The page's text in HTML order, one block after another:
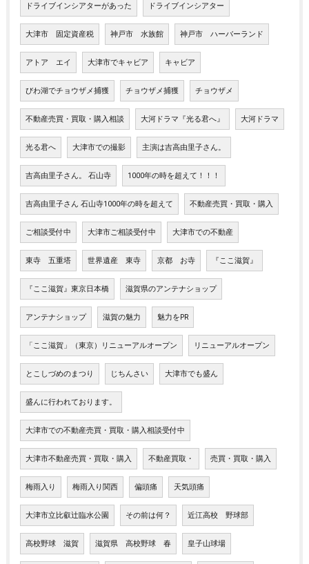
ドライブインシアターがあった ドライブインシアター
大津市 固定資産税 神戸市 水族館 神戸市 ハーバーランド
アトア エイ 大津市でキャビア キャビア
びわ湖でチョウザメ捕獲 チョウザメ捕獲 チョウザメ
不動産売買・買取・購入相談 大河ドラマ『光る君へ』 大河ドラマ
光る君へ 大津市での撮影 主演は吉高由里子さん。
吉高由里子さん。 石山寺 1000年の時を超えて！！！
吉高由里子さん 石山寺1000年の時を超えて 不動産売買・買取・購入
ご相談受付中 大津市ご相談受付中 大津市での不動産
東寺 五重塔 世界遺産 東寺 京都 お寺 『ここ滋賀』
『ここ滋賀』東京日本橋 滋賀県のアンテナショップ
アンテナショップ 滋賀の魅力 魅力をPR
「ここ滋賀」（東京）リニューアルオープン リニューアルオープン
とこしづめのまつり じちんさい 大津市でも盛ん
盛んに行われております。
大津市での不動産売買・買取・購入相談受付中
大津市不動産売買・買取・購入 不動産買取・ 売買・買取・購入
梅雨入り 梅雨入り関西 偏頭痛 天気頭痛
大津市立比叡辻臨水公園 その前は何？ 近江高校 野球部
高校野球 滋賀 滋賀県 高校野球 春 皇子山球場